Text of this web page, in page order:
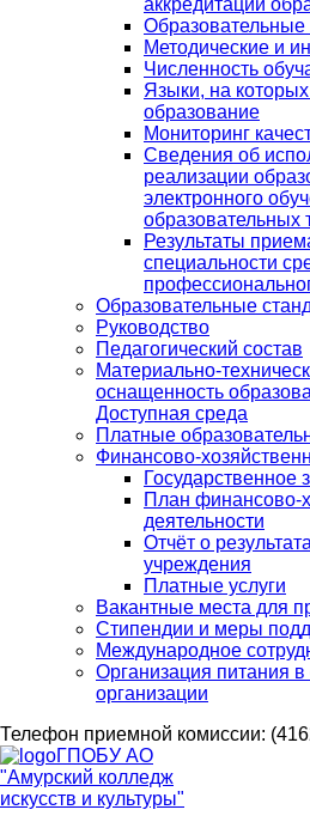
аккредитации
Методические и
Численность
Языки, на
образование
Мониторинг
Сведения об
реализации
электронного
образовательных
Результаты
специальности
Образовательные
Руководство
Педагогический состав
Материально-
оснащенность
Доступная среда
Платные
Финансово-
Государственное
План финансово-
деятельности
Отчёт о
учреждения
Платные услуги
Вакантные места для
Стипендии и меры
Международное
Организация питания в
организации
Телефон приемной комиссии:
ГПОБУ АО
"Амурский колледж
искусств и культуры"